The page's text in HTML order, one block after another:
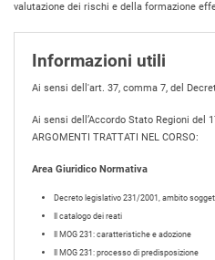
valutazione dei rischi e della formazione
Informazioni utili
Ai sensi dell'art. 37, comma 7, del
Ai sensi dell’Accordo Stato Regioni del
ARGOMENTI TRATTATI NEL CORSO:
Area Giuridico Normativa
Decreto legislativo 231/2001, ambito
Il catalogo dei reati
Il MOG 231: caratteristiche e adozione
Il MOG 231: processo di predisposizione